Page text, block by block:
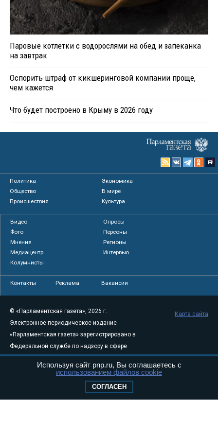
Паровые котлетки с водорослями на обед и запеканка
на завтрак
Оспорить штраф от кикшеринговой компании проще,
чем кажется
Что будет построено в Крыму в 2026 году
Политика
Экономика
Общество
В мире
Происшествия
Культура
Видео
Опросы
Фото
Персоны
Мнения
Регионы
Медиацентр
Интервью
Колумнисты
Контакты Реклама Вакансии
© «Парламентская газета», 2026 г.
Электронное периодическое издание
«Парламентская газета» зарегистрировано в
Федеральной службе по надзору в сфере
связи, информационных технологий и
массовых коммуникаций (Роскомнадзор) 05
Свидетельство о регистрации Эл № ФС77-
Карта сайта
Используя сайт pnp.ru, Вы соглашаетесь с
использованием файлов cookie
СОГЛАСЕН